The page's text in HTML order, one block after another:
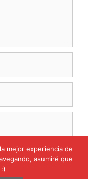
mejor experiencia de
asumiré que